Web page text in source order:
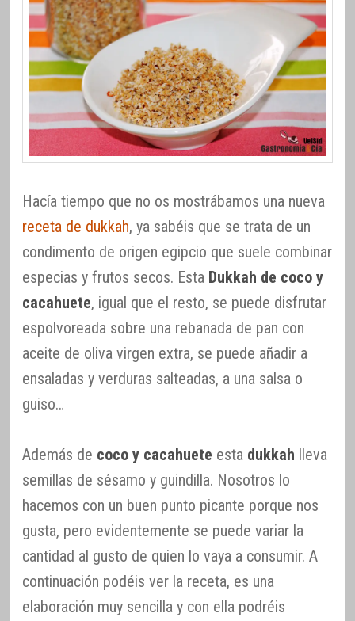
Hacía tiempo que no os mostrábamos una nueva
receta de dukkah, ya sabéis que se trata de un
condimento de origen egipcio que suele combinar
especias y frutos secos. Esta Dukkah de coco y
cacahuete, igual que el resto, se puede disfrutar
espolvoreada sobre una rebanada de pan con
aceite de oliva virgen extra, se puede añadir a
ensaladas y verduras salteadas, a una salsa o
guiso…
Además de coco y cacahuete esta dukkah lleva
semillas de sésamo y guindilla. Nosotros lo
hacemos con un buen punto picante porque nos
gusta, pero evidentemente se puede variar la
cantidad al gusto de quien lo vaya a consumir. A
continuación podéis ver la receta, es una
elaboración muy sencilla y con ella podréis